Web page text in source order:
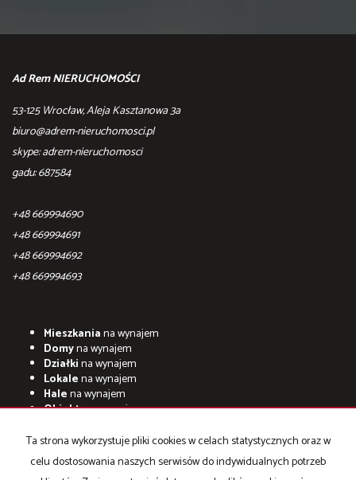
Ad Rem NIERUCHOMOŚCI
53-125 Wrocław, Aleja Kasztanowa 3a
biuro@adrem-nieruchomosci.pl
skype: adrem-nieruchomosci
gadu: 687584
+48 669994690
+48 669994691
+48 669994692
+48 669994693
Mieszkaniana wynajem
Domyna wynajem
Działkina wynajem
Lokalena wynajem
Halena wynajem
Obiektyna wynajem
Mieszkaniana sprzedaż
na sprzedaż
Działkina sprzedaż
Ta strona wykorzystuje pliki cookies w celach statystycznych oraz w
celu dostosowania naszych serwisów do indywidualnych potrzeb